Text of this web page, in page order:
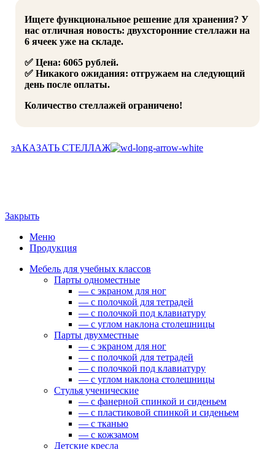
Ищете функциональное решение для хранения? У
нас отличная новость: двухсторонние стеллажи на
6 ячеек уже на складе.
✅ Цена: 6065 рублей.
✅ Никакого ожидания: отгружаем на следующий
день после оплаты.
Количество стеллажей ограничено!
зАКАЗАТЬ СТЕЛЛАЖ
Закрыть
Меню
Продукция
Мебель для учебных классов
Парты одноместные
— c экраном для ног
— c полочкой для тетрадей
— c полочкой под клавиатуру
— c углом наклона столешницы
Парты двухместные
— c экраном для ног
— c полочкой для тетрадей
— c полочкой под клавиатуру
— c углом наклона столешницы
Стулья ученические
— c фанерной спинкой и сиденьем
— c пластиковой спинкой и сиденьем
— c тканью
— c кожзамом
Детские кресла